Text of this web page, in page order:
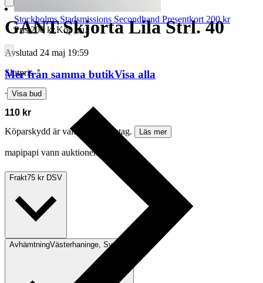
GANT Skjorta Lila Strl. 40
Avslutad 24 maj 19:59
Slutpris
∙ Visa bud
110 kr
Köparskydd är valfritt hos företag.
Läs mer
mapipapi vann auktionen
Frakt75 kr DSV
AvhämtningVästerhaninge, Sverige
Stockholms Stadsmissions Secondhand Presentkort 200 kr
Pris:200 kr ,Köp nu.
Mer från samma butikVisa alla